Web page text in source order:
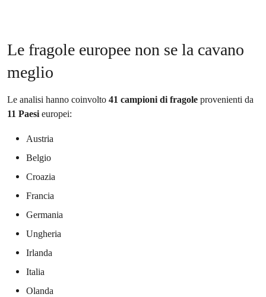
Le fragole europee non se la cavano
meglio
Le analisi hanno coinvolto 41 campioni di fragole provenienti da
11 Paesieuropei:
Austria
Belgio
Croazia
Francia
Germania
Ungheria
Irlanda
Italia
Olanda